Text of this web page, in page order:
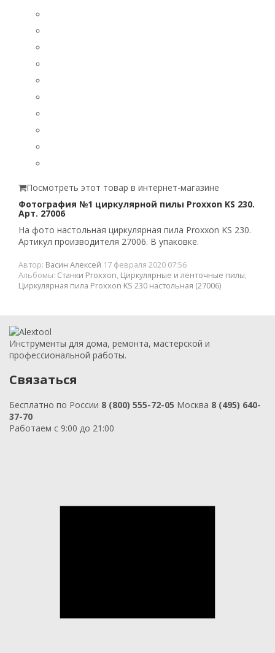
Посмотреть этот товар в интернет-магазине
Фотография №1 циркулярной пилы Proxxon KS 230.
Арт. 27006
На фото настольная циркулярная пила Proxxon KS 230.
Артикул производителя 27006. В упаковке.
Автор: Васин Алексей 17 февраля 2020 07:56
Альбомы: Станки Proxxon, Циркулярные и ленточные пилы,
Циркулярная пила Proxxon KS 230 настольная (27006)
Инструменты для дома, ремонта, мастерской и
профессиональной работы.
Связаться
Бесплатно по России 8 (800) 555-72-05 Москва 8 (495) 640-
37-70
Работаем с 9:00 до 21:00